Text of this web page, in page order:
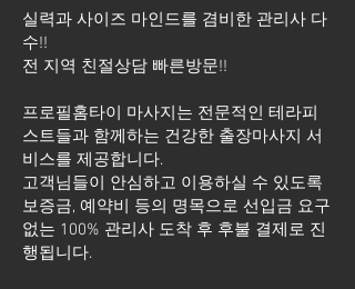
실력과 사이즈 마인드를 겸비한 관리사 다
수!!
전 지역 친절상담 빠른방문!!
프로필홈타이 마사지는 전문적인 테라피
스트들과 함께하는 건강한 출장마사지 서
비스를 제공합니다.
고객님들이 안심하고 이용하실 수 있도록
보증금, 예약비 등의 명목으로 선입금 요구
없는 100% 관리사 도착 후 후불 결제로 진
행됩니다.